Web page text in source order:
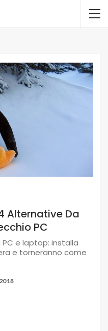
Alternative Da
PC
e laptop: installa
e torneranno come